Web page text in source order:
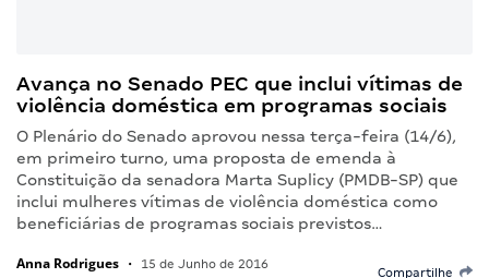
Avança no Senado PEC que inclui vítimas de
violência doméstica em programas sociais
O Plenário do Senado aprovou nessa terça-feira (14/6),
em primeiro turno, uma proposta de emenda à
Constituição da senadora Marta Suplicy (PMDB-SP) que
inclui mulheres vítimas de violência doméstica como
beneficiárias de programas sociais previstos…
Anna Rodrigues • 15 de Junho de 2016
Compartilhe